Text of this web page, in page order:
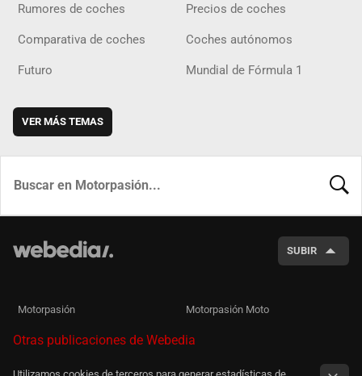
Rumores de coches Precios de coches
Comparativa de coches Coches autónomos
Futuro Mundial de Fórmula 1
VER MÁS TEMAS
SUBIR
Motorpasión Motorpasión Moto
Otras publicaciones de Webedia